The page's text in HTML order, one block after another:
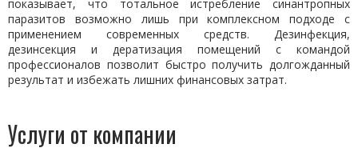
показывает, что тотальное истребление синантропных
паразитов возможно лишь при комплексном подходе с
применением современных средств. Дезинфекция,
дезинсекция и дератизация помещений с командой
профессионалов позволит быстро получить долгожданный
результат и избежать лишних финансовых затрат.
Услуги от компании